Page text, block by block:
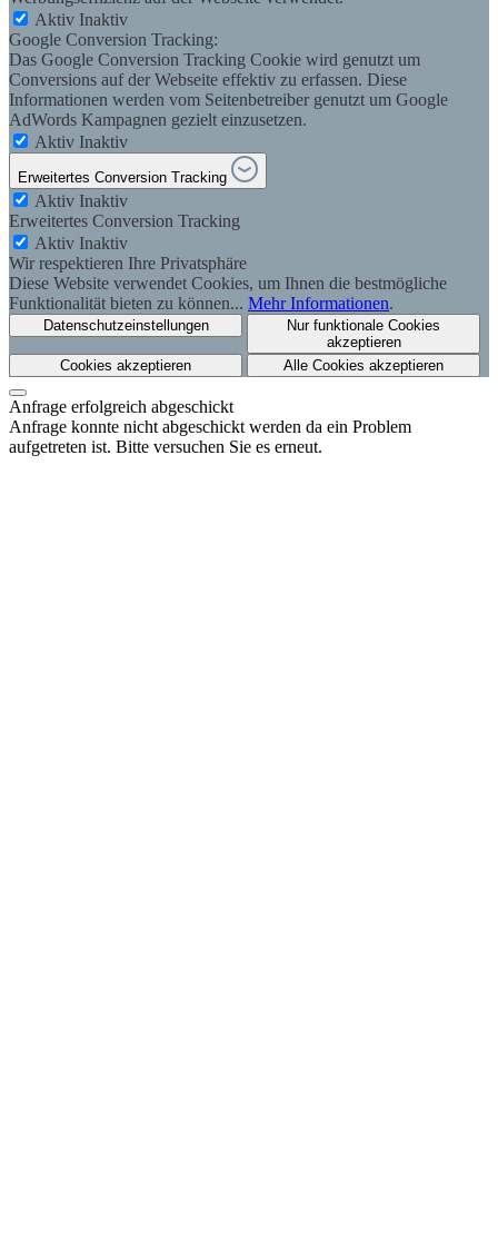
Aktiv Inaktiv
Google Conversion Tracking:
Das Google Conversion Tracking Cookie wird genutzt um
Conversions auf der Webseite effektiv zu erfassen. Diese
Informationen werden vom Seitenbetreiber genutzt um Google
AdWords Kampagnen gezielt einzusetzen.
Aktiv Inaktiv
Erweitertes Conversion Tracking
Aktiv Inaktiv
Erweitertes Conversion Tracking
Aktiv Inaktiv
Wir respektieren Ihre Privatsphäre
Diese Website verwendet Cookies, um Ihnen die bestmögliche
Funktionalität bieten zu können... Mehr Informationen.
Datenschutzeinstellungen
Nur funktionale Cookies
akzeptieren
Cookies akzeptieren
Alle Cookies akzeptieren
Anfrage erfolgreich abgeschickt
Anfrage konnte nicht abgeschickt werden da ein Problem
aufgetreten ist. Bitte versuchen Sie es erneut.